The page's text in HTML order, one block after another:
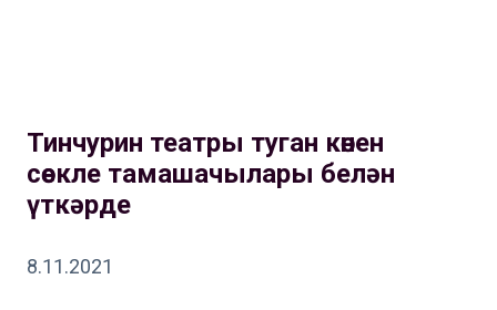
Тинчурин театры туган көнен
сөекле тамашачылары белән
үткәрде
8.11.2021